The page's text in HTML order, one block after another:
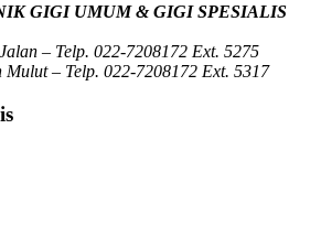
GIGI UMUM & GIGI SPESIALIS
– Telp. 022-7208172 Ext. 5275
– Telp. 022-7208172 Ext. 5317